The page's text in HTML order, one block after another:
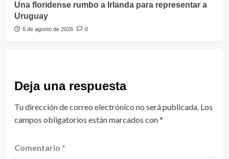
Una floridense rumbo a Irlanda para representar a
Uruguay
6 de agosto de 2026 0
Deja una respuesta
Tu dirección de correo electrónico no será publicada. Los
campos obligatorios están marcados con*
Comentario *